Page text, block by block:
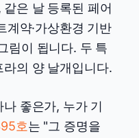
은 날 등록된 페어
약·가상환경 기반
림이 됩니다. 두 특
의 양 날개입니다.
좋은가, 누가 기
호는 "그 증명을